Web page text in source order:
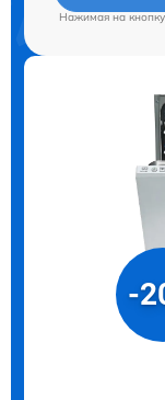
Нажимая на
-